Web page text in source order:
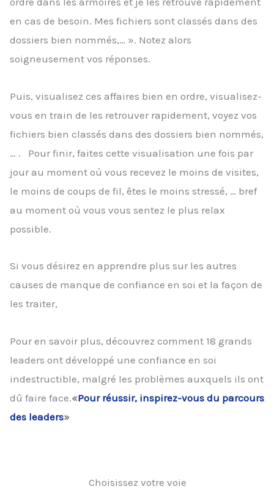
en cas de besoin. Mes fichiers sont classés dans des
dossiers bien nommés,… ». Notez alors
soigneusement vos réponses.
Puis, visualisez ces affaires bien en ordre, visualisez-
vous en train de les retrouver rapidement, voyez vos
fichiers bien classés dans des dossiers bien nommés,
… . Pour finir, faites cette visualisation une fois par
jour au moment où vous recevez le moins de visites,
le moins de coups de fil, êtes le moins stressé, … bref
au moment où vous vous sentez le plus relax
possible.
Si vous désirez en apprendre plus sur les autres
causes de manque de confiance en soi et la façon de
les traiter,
Pour en savoir plus, découvrez comment 18 grands
leaders ont développé une confiance en soi
indestructible, malgré les problèmes auxquels ils ont
dû faire face.«Pour réussir, inspirez-vous du parcours
des leaders»
Choisissez votre voie